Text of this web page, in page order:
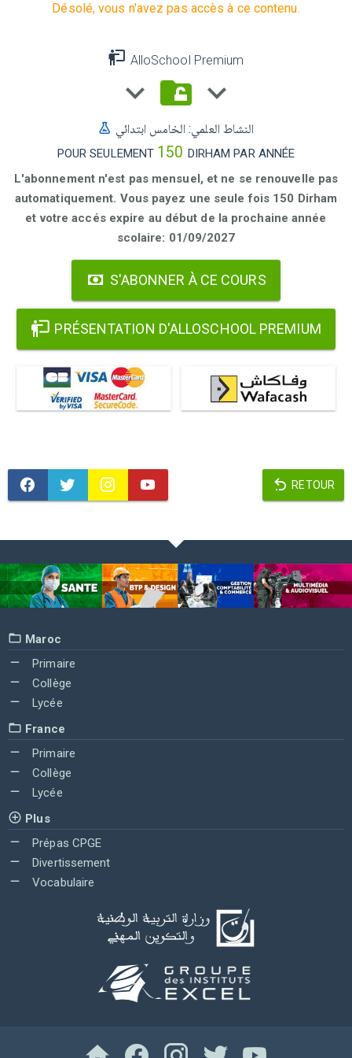
Désolé, vous n'avez pas accès à ce contenu.
AlloSchool Premium
النشاط العلمي: الخامس ابتدائي
POUR SEULEMENT 150 DIRHAM PAR ANNÉE
L'abonnement n'est pas mensuel, et ne se renouvelle pas
automatiquement. Vous payez une seule fois 150 Dirham
et votre accés expire au début de la prochaine année
scolaire: 01/09/2027
S'ABONNER À CE COURS
PRÉSENTATION D'ALLOSCHOOL PREMIUM
RETOUR
Maroc
Primaire
Collège
Lycée
France
Primaire
Collège
Lycée
Plus
Prépas CPGE
Divertissement
Vocabulaire